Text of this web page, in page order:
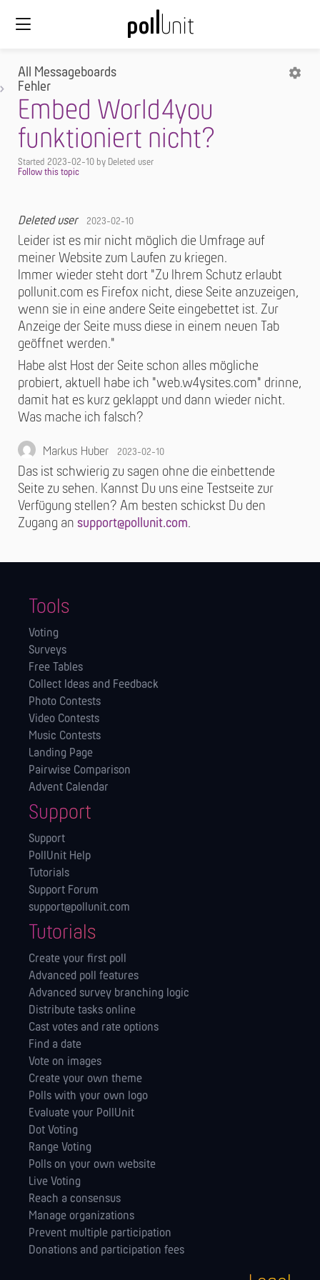
All Messageboards
Fehler
Embed World4you
funktioniert nicht?
Started 2023-02-10 by Deleted user
Deleted user 2023-02-10
Leider ist es mir nicht möglich die Umfrage auf
meiner Website zum Laufen zu kriegen.
Immer wieder steht dort "Zu Ihrem Schutz erlaubt
pollunit.com es Firefox nicht, diese Seite anzuzeigen,
wenn sie in eine andere Seite eingebettet ist. Zur
Anzeige der Seite muss diese in einem neuen Tab
geöffnet werden."
Habe alst Host der Seite schon alles mögliche
probiert, aktuell habe ich "web.w4ysites.com" drinne,
damit hat es kurz geklappt und dann wieder nicht.
Was mache ich falsch?
Markus Huber 2023-02-10
Das ist schwierig zu sagen ohne die einbettende
Seite zu sehen. Kannst Du uns eine Testseite zur
Verfügung stellen? Am besten schickst Du den
Zugang an support@pollunit.com.
Tools
Voting
Surveys
Free Tables
Collect Ideas and Feedback
Photo Contests
Video Contests
Music Contests
Landing Page
Pairwise Comparison
Advent Calendar
Support
Support
PollUnit Help
Tutorials
Support Forum
support@pollunit.com
Tutorials
Create your first poll
Advanced poll features
Advanced survey branching logic
Distribute tasks online
Cast votes and rate options
Find a date
Vote on images
Create your own theme
Polls with your own logo
Evaluate your PollUnit
Dot Voting
Range Voting
Polls on your own website
Live Voting
Reach a consensus
Manage orga­nizations
Prevent multiple participation
Donations and participation fees